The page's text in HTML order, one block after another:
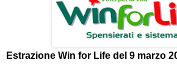
Estrazione Win for Life del 9 marzo